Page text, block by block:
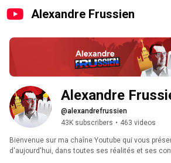
Alexandre Frussien
Alexandre
@alexandrefrussien
43K subscribers • 463 videos
Bienvenue sur ma chaîne Youtube qui vous
d'aujourd'hui, dans toutes ses réalités et ses